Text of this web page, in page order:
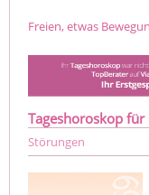
Freien, etwas
Tageshoroskop für
Störungen